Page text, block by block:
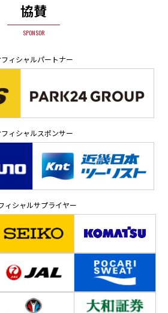
協賛
SPONSOR
フィシャルパートナー
フィシャルスポンサー
ィシャルサプライヤー